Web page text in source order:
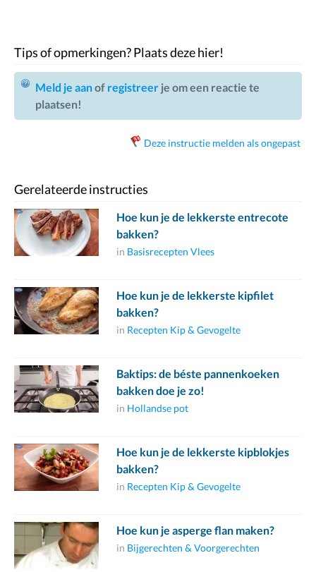
Tips of opmerkingen? Plaats deze hier!
Meld je aanof registreer je om een reactie te
plaatsen!
Deze instructie melden als ongepast
Gerelateerde instructies
Hoe kun je de lekkerste entrecote
bakken?
in Basisrecepten Vlees
Hoe kun je de lekkerste kipfilet
bakken?
in Recepten Kip & Gevogelte
Baktips: de béste pannenkoeken
bakken doe je zo!
in Hollandse pot
Hoe kun je de lekkerste kipblokjes
bakken?
in Recepten Kip & Gevogelte
Hoe kun je asperge flan maken?
in Bijgerechten & Voorgerechten